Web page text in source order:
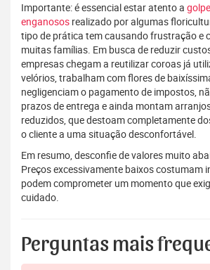
Importante: é essencial estar atento a
enganosos realizado por algumas
tipo de prática tem causando frustração e
muitas famílias. Em busca de reduzir
empresas chegam a reutilizar coroas já
velórios, trabalham com flores de
negligenciam o pagamento de impostos,
prazos de entrega e ainda montam
reduzidos, que destoam completamente
o cliente a uma situação desconfortável.
Em resumo, desconfie de valores muito
Preços excessivamente baixos costumam
podem comprometer um momento que
cuidado.
Perguntas mais